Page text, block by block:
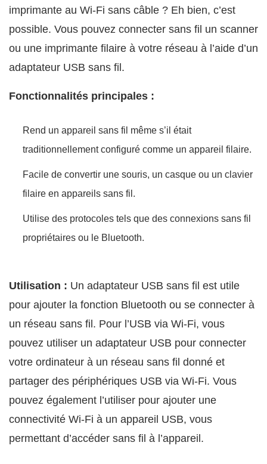
imprimante au Wi-Fi sans câble ? Eh bien, c’est
possible. Vous pouvez connecter sans fil un scanner
ou une imprimante filaire à votre réseau à l’aide d’un
adaptateur USB sans fil.
Fonctionnalités principales :
Rend un appareil sans fil même s’il était
traditionnellement configuré comme un appareil filaire.
Facile de convertir une souris, un casque ou un clavier
filaire en appareils sans fil.
Utilise des protocoles tels que des connexions sans fil
propriétaires ou le Bluetooth.
Utilisation : Un adaptateur USB sans fil est utile
pour ajouter la fonction Bluetooth ou se connecter à
un réseau sans fil. Pour l’USB via Wi‑Fi, vous
pouvez utiliser un adaptateur USB pour connecter
votre ordinateur à un réseau sans fil donné et
partager des périphériques USB via Wi‑Fi. Vous
pouvez également l’utiliser pour ajouter une
connectivité Wi‑Fi à un appareil USB, vous
permettant d’accéder sans fil à l’appareil.